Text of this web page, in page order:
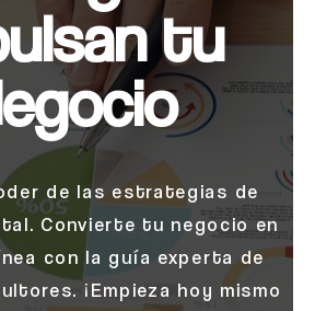
tu
de las estrategias de
Convierte tu negocio en
con la guía experta de
¡Empieza hoy mismo